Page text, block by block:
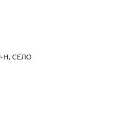
Н, СЕЛО